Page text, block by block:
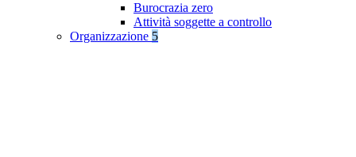
Burocrazia zero
Attività soggette a controllo
Organizzazione 5